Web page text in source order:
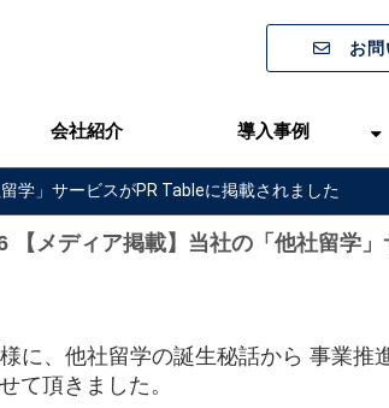
お
会社紹介 導入事例
学」サービスがPR Tableに掲載されました
【メディア掲載】当社の「他社留学
に、他社留学の誕生秘話から 事業推
て頂きました。